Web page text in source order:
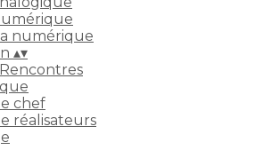
numérique
▴▾
chef
réalisateurs